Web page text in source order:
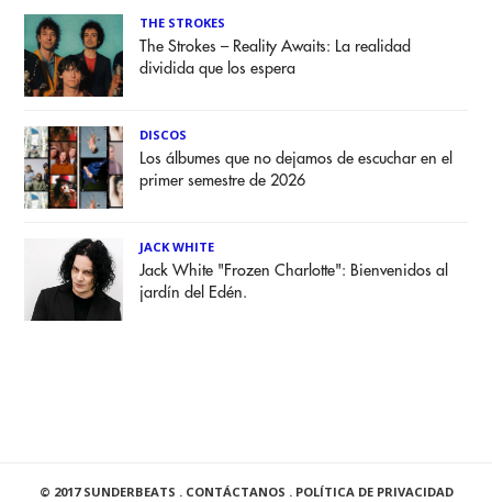
THE STROKES
The Strokes – Reality Awaits: La realidad
dividida que los espera
DISCOS
Los álbumes que no dejamos de escuchar en el
primer semestre de 2026
JACK WHITE
Jack White "Frozen Charlotte": Bienvenidos al
jardín del Edén.
© 2017 SUNDERBEATS . CONTÁCTANOS . POLÍTICA DE PRIVACIDAD